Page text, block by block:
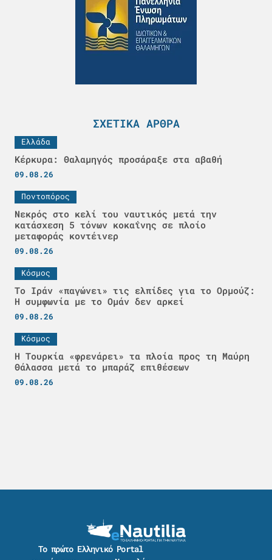
ΣΧΕΤΙΚΆ ΆΡΘΡΑ
Ελλάδα
Κέρκυρα: Θαλαμηγός προσάραξε στα αβαθή
09.08.26
Ποντοπόρος
Νεκρός στο κελί του ναυτικός μετά την
κατάσχεση 5 τόνων κοκαΐνης σε πλοίο
μεταφοράς κοντέινερ
09.08.26
Κόσμος
Το Ιράν «παγώνει» τις ελπίδες για το Ορμούζ:
Η συμφωνία με το Ομάν δεν αρκεί
09.08.26
Κόσμος
Η Τουρκία «φρενάρει» τα πλοία προς τη Μαύρη
Θάλασσα μετά το μπαράζ επιθέσεων
09.08.26
Το πρώτο Ελληνικό Portal